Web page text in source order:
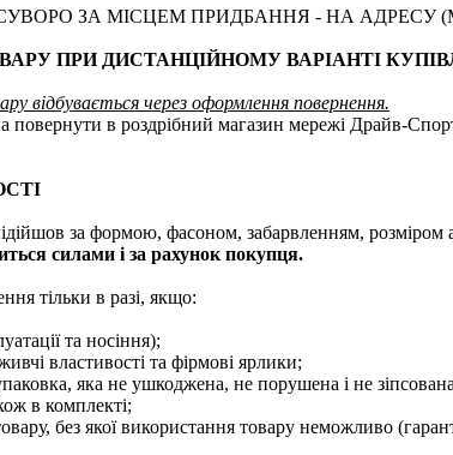
ЗА МІСЦЕМ ПРИДБАННЯ - НА АДРЕСУ
ПРИ ДИСТАНЦІЙНОМУ ВАРІАНТІ
відбувається через оформлення повернення.
повернути в роздрібний магазин мережі Драйв-
за формою, фасоном, забарвленням, розміром
силами і за рахунок покупця.
тільки в разі, якщо:
та носіння);
властивості та фірмові ярлики;
яка не ушкоджена, не порушена і не
в комплекті;
без якої використання товару неможливо